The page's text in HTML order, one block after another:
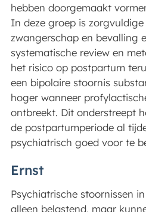
hebben doorgemaakt
In deze groep is
zwangerschap en bevalling
systematische review en
het risico op postpartum
een bipolaire stoornis
hoger wanneer
ontbreekt. Dit onderstreept
de postpartumperiode al
psychiatrisch goed voor te
Ernst
Psychiatrische stoornissen
alleen belastend, maar